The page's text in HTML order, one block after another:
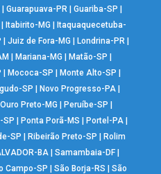
|Guarapuava-PR |Guariba-SP |
|Itabirito-MG |Itaquaquecetuba-
|Juiz de Fora-MG |Londrina-PR |
|Mariana-MG |Matão-SP |
|Mococa-SP |Monte Alto-SP |
SP |Novo Progresso-PA |
Ouro Preto-MG |Peruíbe-SP |
SP | Ponta Porã-MS | Portel-PA|
SP | Ribeirão Preto-SP | Rolim
BA |Samambaia-DF |
Campo-SP | São Borja-RS | São